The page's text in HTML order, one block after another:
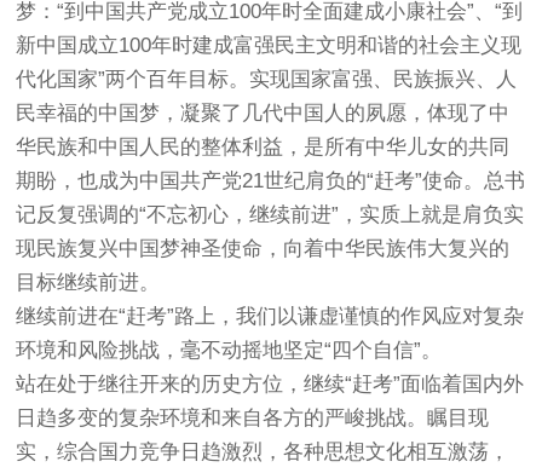
梦：“到中国共产党成立100年时全面建成小康社会”、“到
新中国成立100年时建成富强民主文明和谐的社会主义现
代化国家”两个百年目标。实现国家富强、民族振兴、人
民幸福的中国梦，凝聚了几代中国人的夙愿，体现了中
华民族和中国人民的整体利益，是所有中华儿女的共同
期盼，也成为中国共产党21世纪肩负的“赶考”使命。总书
记反复强调的“不忘初心，继续前进”，实质上就是肩负实
现民族复兴中国梦神圣使命，向着中华民族伟大复兴的
目标继续前进。
继续前进在“赶考”路上，我们以谦虚谨慎的作风应对复杂
环境和风险挑战，毫不动摇地坚定“四个自信”。
站在处于继往开来的历史方位，继续“赶考”面临着国内外
日趋多变的复杂环境和来自各方的严峻挑战。瞩目现
实，综合国力竞争日趋激烈，各种思想文化相互激荡，